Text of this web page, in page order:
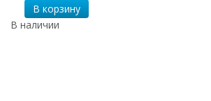
В корзину
В наличии